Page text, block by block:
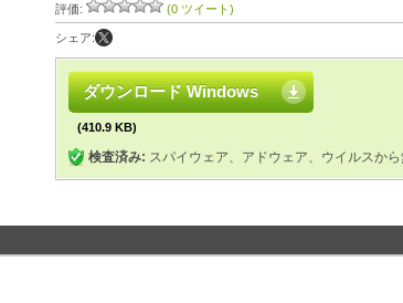
評価: (0 ツイート)
シェア:
ダウンロード Windows
(410.9 KB)
検査済み: スパイウェア、アドウェア、ウイルスか